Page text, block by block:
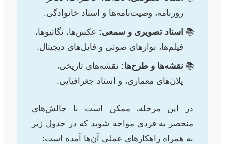
روزنامه، وصیت‌نامه‌ها و اسناد خانوادگی.
اسناد تصویری و سمعی: عکس‌ها، نگاتیوها،
فیلم‌ها، نوارهای صوتی و فایل‌های دیجیتال.
نقشه‌ها و طرح‌ها: نقشه‌های تاریخی،
پلان‌های معماری، و اسناد جغرافیایی.
در این مرحله، ممکن است با چالش‌های
منحصر به فردی مواجه شوید که در جدول زیر
به همراه راهکارهای عملی آن‌ها آمده است: